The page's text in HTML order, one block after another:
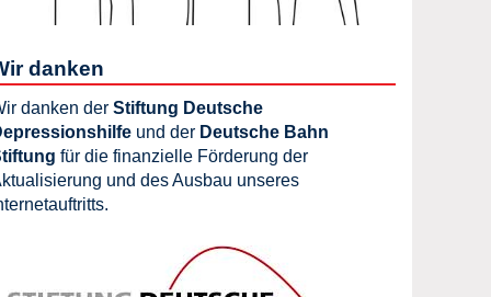
danken
danken der Stiftung Deutsche
und der Deutsche Bahn
für die finanzielle Förderung der
und des Ausbau unseres